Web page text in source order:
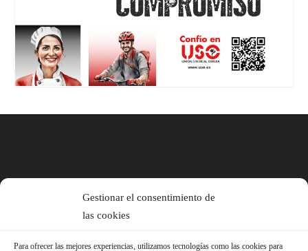
Gestionar el consentimiento de
las cookies
Para ofrecer las mejores experiencias, utilizamos tecnologías como las cookies para